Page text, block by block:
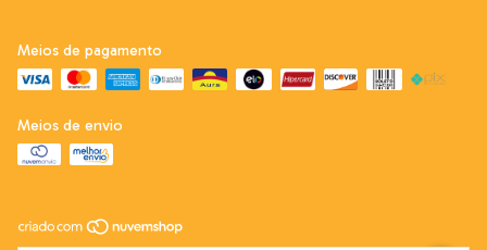
Meios de pagamento
Meios de envio